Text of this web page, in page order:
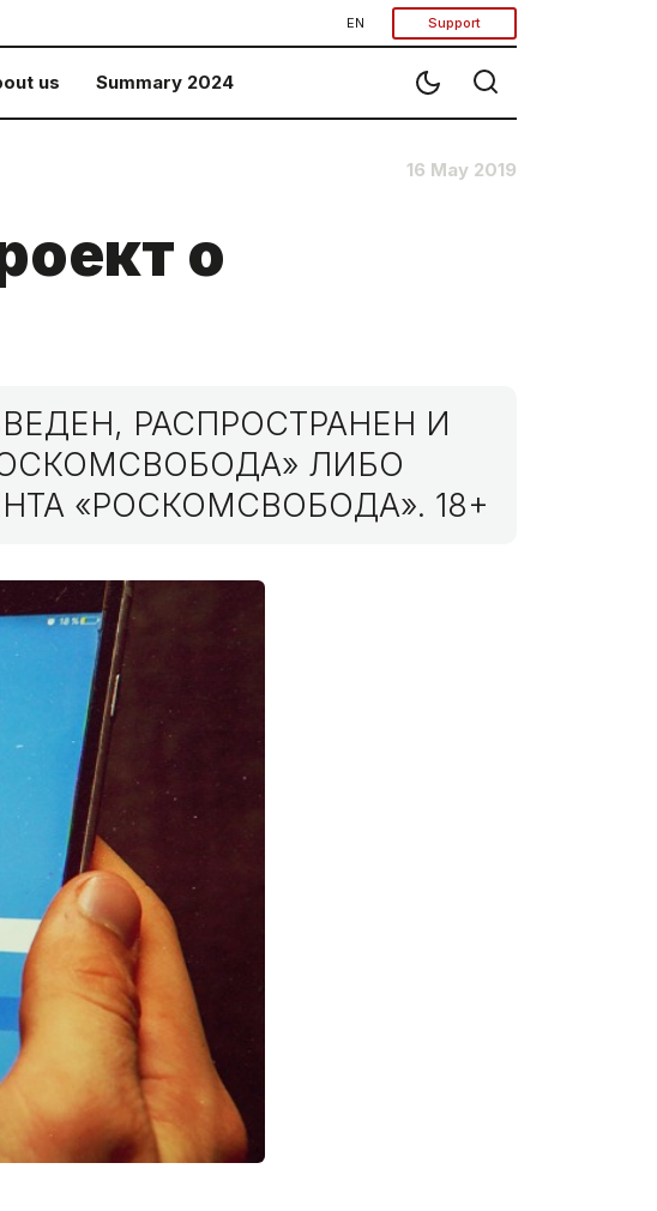
EN Support
us Summary 2024
16 May 2019
о
РАСПРОСТРАНЕН И
ЛИБО
«РОСКОМСВОБОДА». 18+